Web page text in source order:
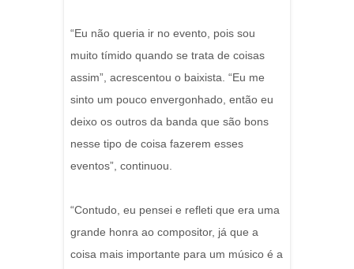
“Eu não queria ir no evento, pois sou
muito tímido quando se trata de coisas
assim”, acrescentou o baixista. “Eu me
sinto um pouco envergonhado, então eu
deixo os outros da banda que são bons
nesse tipo de coisa fazerem esses
eventos”, continuou.
“Contudo, eu pensei e refleti que era uma
grande honra ao compositor, já que a
coisa mais importante para um músico é a